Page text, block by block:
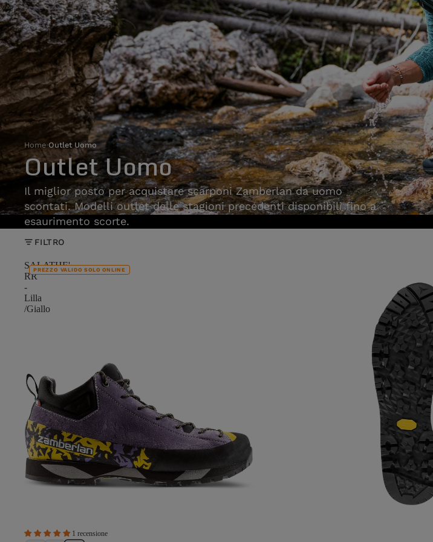
Home›Outlet Uomo
Outlet Uomo
Il miglior posto per acquistare scarponi Zamberlan da uomo
scontati. Modelli outlet delle stagioni precedenti disponibili fino a
esaurimento scorte.
FILTRO
SALATHE'
RR
-
Lilla
/Giallo
1 recensione
PREZZO VALIDO SOLO ONLINE